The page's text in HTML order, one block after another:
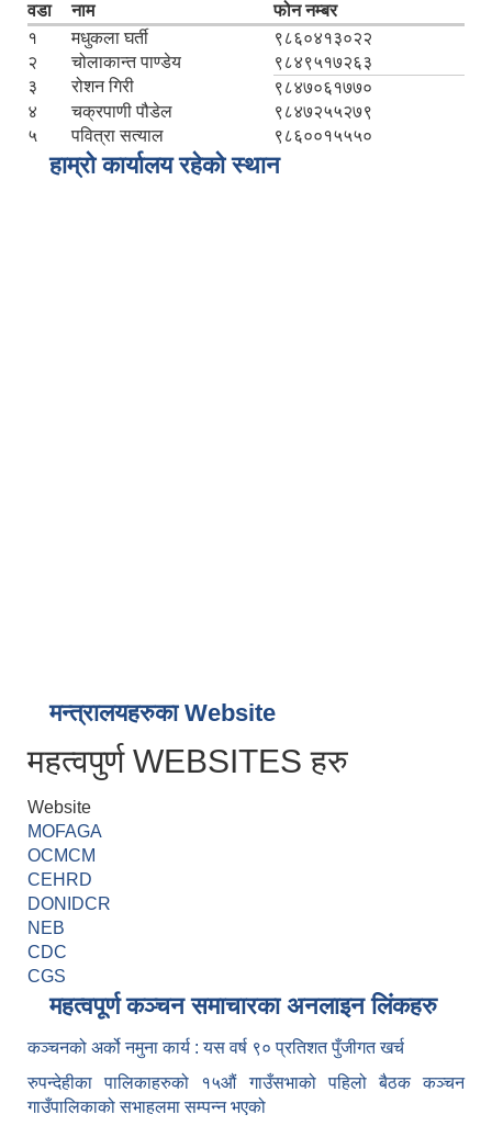
वडा नाम
फोन नम्बर
१
मधुकला घर्ती
९८६०४१३०२२
२
चोलाकान्त पाण्डेय
९८४९५१७२६३
३
रोशन गिरी
९८४७०६१७७०
४
चक्रपाणी पौडेल
९८४७२५५२७९
५
पवित्रा सत्याल ९८६००१५५५०
हाम्रो कार्यालय रहेको स्थान
मन्त्रालयहरुका Website
महत्वपुर्ण WEBSITES हरु
Website
MOFAGA
OCMCM
CEHRD
DONIDCR
NEB
CDC
CGS
महत्वपूर्ण कञ्चन समाचारका अनलाइन लिंकहरु
कञ्चनको अर्को नमुना कार्य : यस वर्ष ९० प्रतिशत पुँजीगत खर्च
रुपन्देहीका पालिकाहरुको १५औं गाउँसभाको पहिलो बैठक कञ्चन
गाउँपालिकाको सभाहलमा सम्पन्न भएको